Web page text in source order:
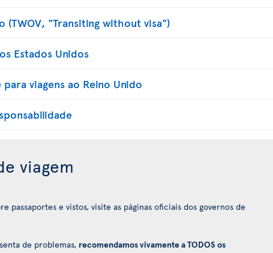
(TWOV, "Transiting without visa")
Estados Unidos
viagens ao Reino Unido
viagem
passaportes e vistos, visite as páginas oficiais dos governos de
de problemas, recomendamos vivamente a TODOS os